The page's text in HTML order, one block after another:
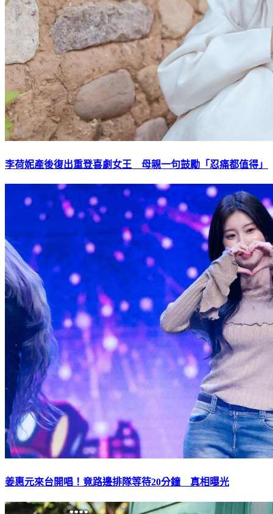
李荷妮產後復出重登喜劇女王 母親一句鼓勵「忍痛都值得」
姜惠元來台開唱！竟路邊排隊等待20分鐘 真相曝光